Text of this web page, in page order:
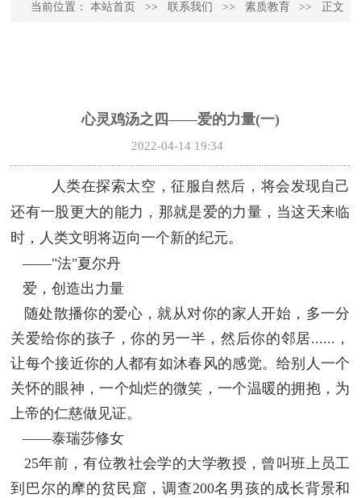
当前位置： 本站首页 >> 联系我们 >> 素质教育 >> 正文
心灵鸡汤之四——爱的力量(一)
2022-04-14 19:34
人类在探索太空，征服自然后，将会发现自己
还有一股更大的能力，那就是爱的力量，当这天来临
时，人类文明将迈向一个新的纪元。
——"法"夏尔丹
爱，创造出力量
随处散播你的爱心，就从对你的家人开始，多一分
关爱给你的孩子，你的另一半，然后你的邻居......，
让每个接近你的人都有如沐春风的感觉。给别人一个
关怀的眼神，一个灿烂的微笑，一个温暖的拥抱，为
上帝的仁慈做见证。
——泰瑞莎修女
25年前，有位教社会学的大学教授，曾叫班上员工
到巴尔的摩的贫民窟，调查200名男孩的成长背景和